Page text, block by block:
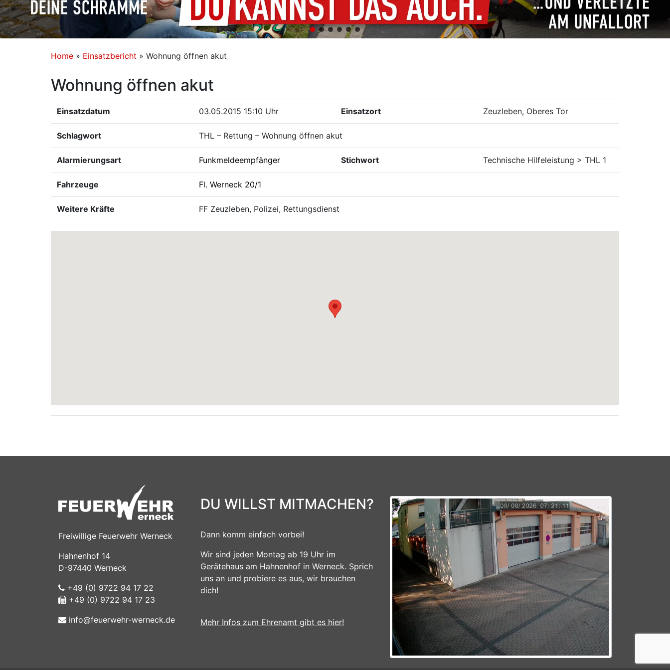
Home » Einsatzbericht » Wohnung öffnen akut
Wohnung öffnen akut
Einsatzdatum 03.05.2015 15:10 Uhr Einsatzort Zeuzleben, Oberes Tor
Schlagwort THL – Rettung – Wohnung öffnen akut
Alarmierungsart Funkmeldeempfänger Stichwort Technische Hilfeleistung > THL 1
Fahrzeuge Fl. Werneck 20/1
Weitere Kräfte FF Zeuzleben, Polizei, Rettungsdienst
Freiwillige Feuerwehr Werneck
Hahnenhof 14
D-97440 Werneck
+49 (0) 9722 94 17 22
+49 (0) 9722 94 17 23
info@feuerwehr-werneck.de
DU WILLST MITMACHEN?
Dann komm einfach vorbei!
Wir sind jeden Montag ab 19 Uhr im
Gerätehaus am Hahnenhof in Werneck. Sprich
uns an und probiere es aus, wir brauchen
dich!
Mehr Infos zum Ehrenamt gibt es hier!